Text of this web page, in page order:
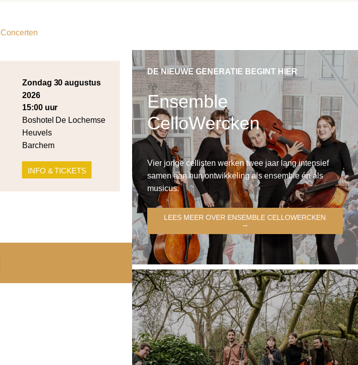
Concerten
zondag 30 augustus
2026
15:00 uur
Boshotel De Lochemse
Heuvels
Barchem
INFO & TICKETS
DE NIEUWE GENERATIE BEGINT HIER
Ensemble
CelloWercken
Vier jonge cellisten werken twee jaar lang intensief
samen aan hun ontwikkeling als ensemble én als
musicus.
LEES MEER OVER ENSEMBLE CELLOWERCKEN
→